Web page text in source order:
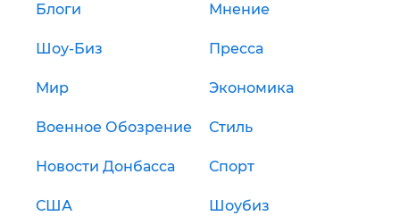
Блоги Мнение
Шоу-Биз Пресса
Мир Экономика
Военное Обозрение Стиль
Новости Донбасса Спорт
США Шоубиз